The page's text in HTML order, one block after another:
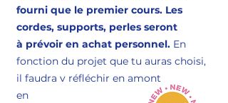
fourni que le premier cours. Les
cordes, supports, perles seront
à prévoir en achat personnel. En
fonction du projet que tu auras choisi,
il faudra y réfléchir en amont
ensemble.